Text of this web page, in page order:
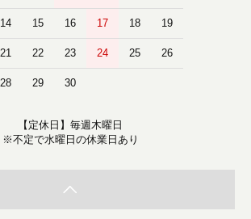
14 15 16 17 18 19
21 22 23 24 25 26
28 29 30
【定休日】毎週木曜日
※不定で水曜日の休業日あり